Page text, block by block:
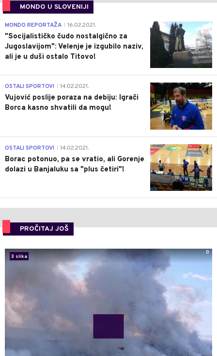
MONDO U SLOVENIJI
4
MONDO REPORTAŽA 16.02.2021.
"Socijalističko čudo nostalgično za
Jugoslavijom": Velenje je izgubilo naziv,
ali je u duši ostalo Titovo!
1
OSTALI SPORTOVI 14.02.2021.
Vujović poslije poraza na debiju: Igrači
Borca kasno shvatili da mogu!
3
OSTALI SPORTOVI 14.02.2021.
Borac potonuo, pa se vratio, ali Gorenje
dolazi u Banjaluku sa "plus četiri"!
PROČITAJ JOŠ
3 slika
0